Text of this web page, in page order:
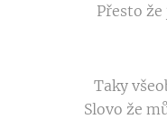
Přesto
Taky
Slovo že